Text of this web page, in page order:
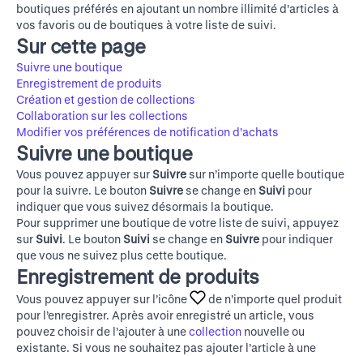
boutiques préférés en ajoutant un nombre illimité d’articles à
vos favoris ou de boutiques à votre liste de suivi.
Sur cette page
Suivre une boutique
Enregistrement de produits
Création et gestion de collections
Collaboration sur les collections
Modifier vos préférences de notification d’achats
Suivre une boutique
Vous pouvez appuyer sur Suivre sur n’importe quelle boutique
pour la suivre. Le bouton Suivre se change en Suivi pour
indiquer que vous suivez désormais la boutique.
Pour supprimer une boutique de votre liste de suivi, appuyez
sur Suivi. Le bouton Suivi se change en Suivre pour indiquer
que vous ne suivez plus cette boutique.
Enregistrement de produits
Vous pouvez appuyer sur l’icône
de n’importe quel produit
pour l’enregistrer. Après avoir enregistré un article, vous
pouvez choisir de l’ajouter à unecollection nouvelle ou
existante. Si vous ne souhaitez pas ajouter l’article à une